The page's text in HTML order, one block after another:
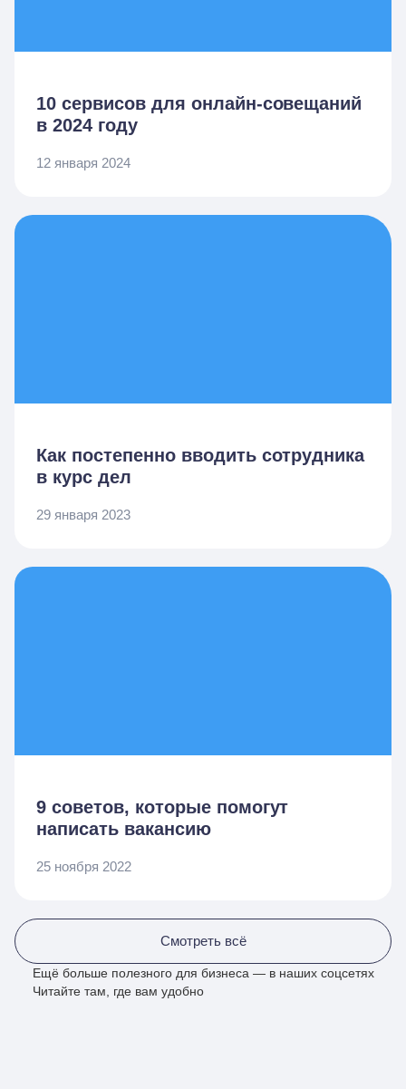
10 сервисов для онлайн-совещаний
в 2024 году
12 января 2024
Как постепенно вводить сотрудника
в курс дел
29 января 2023
9 советов, которые помогут
написать вакансию
25 ноября 2022
Смотреть всё
Ещё больше полезного для бизнеса — в наших соцсетях
Читайте там, где вам удобно